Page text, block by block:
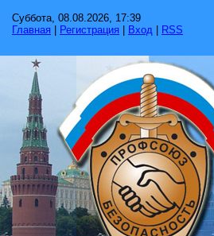
Суббота, 08.08.2026, 17:39
Главная
Регистрация Вход RSS